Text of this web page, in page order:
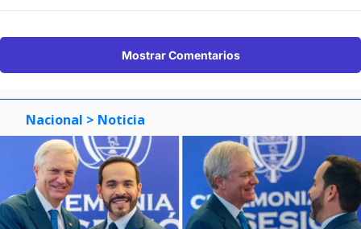
Mostrar Comentarios
Nacional > Noticia